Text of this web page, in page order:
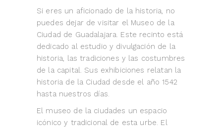
Si eres un aficionado de la historia, no
puedes dejar de visitar el Museo de la
Ciudad de Guadalajara. Este recinto está
dedicado al estudio y divulgación de la
historia, las tradiciones y las costumbres
de la capital. Sus exhibiciones relatan la
historia de la Ciudad desde el año 1542
hasta nuestros días.
El museo de la ciudades un espacio
icónico y tradicional de esta urbe. El